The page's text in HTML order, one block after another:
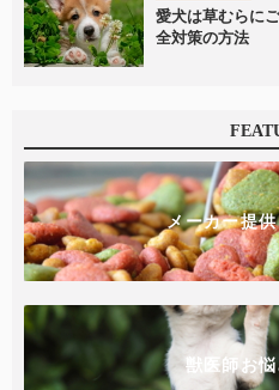
愛犬は草むらに
全対策の方法
メーカー提
獣医師お